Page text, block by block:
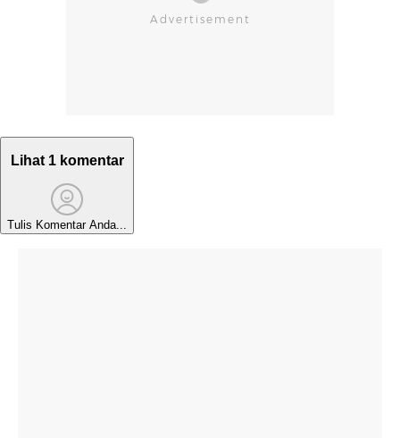
Lihat 1 komentar
Tulis Komentar Anda...